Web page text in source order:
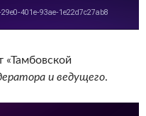
«Тамбовской
и ведущего.